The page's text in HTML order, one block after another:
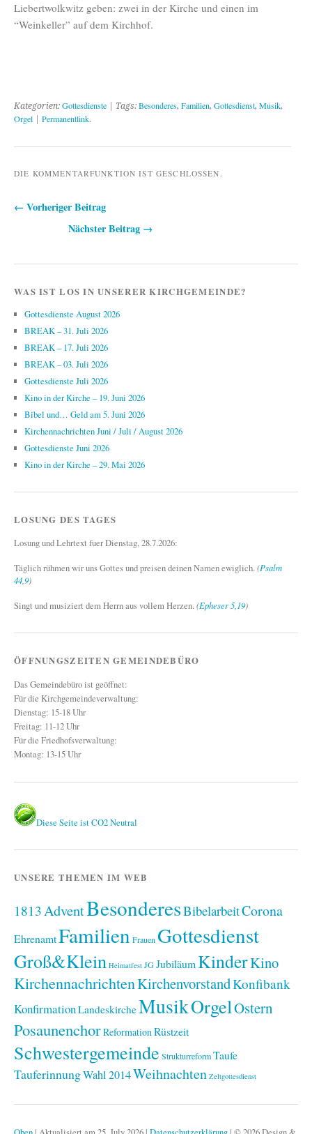
Liebertwolkwitz geben: zwei in der Kirche und einen im
“Weinkeller” auf dem Kirchhof.
Kategorien: Gottesdienste | Tags: Besonderes, Familien, Gottesdienst, Musik,
Orgel Permanentlink.
DIE KOMMENTARFUNKTION IST GESCHLOSSEN.
Beitragsnavigation
← Vorheriger Beitrag
Nächster Beitrag →
WAS IST LOS IN UNSERER KIRCHGEMEINDE?
Gottesdienste August 2026
BREAK – 31. Juli 2026
BREAK – 17. Juli 2026
BREAK – 03. Juli 2026
Gottesdienste Juli 2026
Kino in der Kirche – 19. Juni 2026
Bibel und… Geld am 5. Juni 2026
Kirchennachrichten Juni / Juli / August 2026
Gottesdienste Juni 2026
Kino in der Kirche – 29. Mai 2026
LOSUNG DES TAGES
Losung und Lehrtext fuer Dienstag, 28.7.2026:
Täglich rühmen wir uns Gottes und preisen deinen Namen ewiglich.(Psalm
44,9)
Singt und musiziert dem Herrn aus vollem Herzen.(Epheser 5,19)
ÖFFNUNGSZEITEN GEMEINDEBÜRO
Das Gemeindebüro ist geöffnet:
Für die Kirchgemeindeverwaltung:
Dienstag: 15-18 Uhr
Freitag: 11-12 Uhr
Für die Friedhofsverwaltung:
Montag: 13-15 Uhr
Diese Seite ist CO2 Neutral
UNSERE THEMEN IM WEB
1813AdventBesonderesBibelarbeitCorona
EhrenamtFamilien Frauen Gottesdienst
Groß&Klein Heimatfest JGJubiläumKinderKino
KirchennachrichtenKirchenvorstandKonfibank
KonfirmationLandeskircheMusikOrgelOstern
PosaunenchorReformationRüstzeit
Schwestergemeinde StrukturreformTaufe
TauferinnungWahl 2014Weihnachten Zeltgottesdienst